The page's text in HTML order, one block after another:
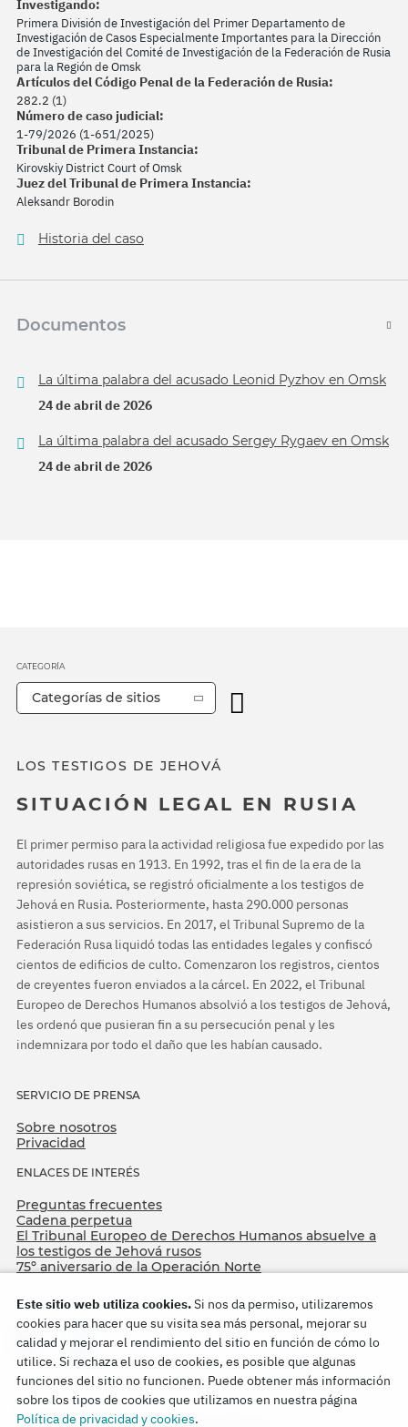
Investigando:
Primera División de Investigación del Primer Departamento de
Investigación de Casos Especialmente Importantes para la Dirección
de Investigación del Comité de Investigación de la Federación de Rusia
para la Región de Omsk
Artículos del Código Penal de la Federación de Rusia:
282.2 (1)
Número de caso judicial:
1-79/2026 (1-651/2025)
Tribunal de Primera Instancia:
Kirovskiy District Court of Omsk
Juez del Tribunal de Primera Instancia:
Aleksandr Borodin
Historia del caso
Documentos
La última palabra del acusado Leonid Pyzhov en Omsk
24 de abril de 2026
La última palabra del acusado Sergey Rygaev en Omsk
24 de abril de 2026
LOS TESTIGOS DE JEHOVÁ
SITUACIÓN LEGAL EN RUSIA
El primer permiso para la actividad religiosa fue expedido por las
autoridades rusas en 1913. En 1992, tras el fin de la era de la
represión soviética, se registró oficialmente a los testigos de
Jehová en Rusia. Posteriormente, hasta 290.000 personas
asistieron a sus servicios. En 2017, el Tribunal Supremo de la
Federación Rusa liquidó todas las entidades legales y confiscó
cientos de edificios de culto. Comenzaron los registros, cientos
de creyentes fueron enviados a la cárcel. En 2022, el Tribunal
Europeo de Derechos Humanos absolvió a los testigos de Jehová,
les ordenó que pusieran fin a su persecución penal y les
indemnizara por todo el daño que les habían causado.
SERVICIO DE PRENSA
Sobre nosotros
Privacidad
ENLACES DE INTERÉS
Preguntas frecuentes
Cadena perpetua
El Tribunal Europeo de Derechos Humanos absuelve a
los testigos de Jehová rusos
75º aniversario de la Operación Norte
CATEGORÍA
Categorías de sitios
Copyright © 2026
Este sitio web utiliza cookies.Si nos da permiso, utilizaremos
cookies para hacer que su visita sea más personal, mejorar su
calidad y mejorar el rendimiento del sitio en función de cómo lo
utilice. Si rechaza el uso de cookies, es posible que algunas
funciones del sitio no funcionen. Puede obtener más información
sobre los tipos de cookies que utilizamos en nuestra página
Política de privacidad y cookies.